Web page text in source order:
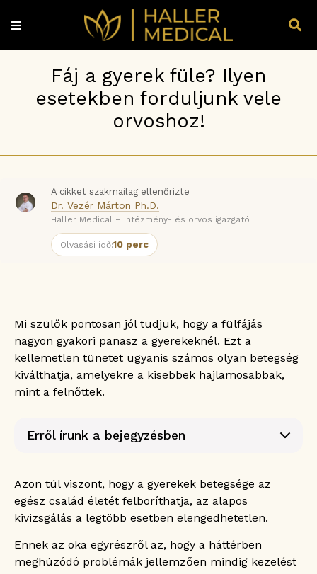
Fáj a gyerek füle? Ilyen
esetekben forduljunk vele
orvoshoz!
A cikket szakmailag ellenőrizte
Dr. Vezér Márton Ph.D.
Haller Medical – intézmény- és orvos igazgató
Olvasási idő:10 perc
Mi szülők pontosan jól tudjuk, hogy a fülfájás
nagyon gyakori panasz a gyerekeknél. Ezt a
kellemetlen tünetet ugyanis számos olyan betegség
kiválthatja, amelyekre a kisebbek hajlamosabbak,
mint a felnőttek.
Erről írunk a bejegyzésben
A fülkürt fejletlensége áll a háttérben
Nyáron is gyakori a fülfájás
A legtöbbször gyulladás áll a háttérben
Betegségek, amelyek a gyermekkori fülfájás
mögött állhatnak
Azon túl viszont, hogy a gyerekek betegsége az
egész család életét felboríthatja, az alapos
kivizsgálás a legtöbb esetben elengedhetetlen.
Ennek az oka egyrészről az, hogy a háttérben
meghúzódó problémák jellemzően mindig kezelést